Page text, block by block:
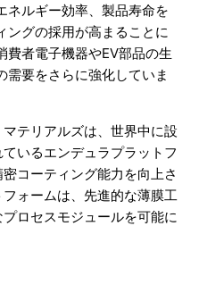
ネルギー効率、製品寿命を
ングの採用が高まることに
費者電子機器やEV部品の生
需要をさらに強化していま
テリアルズは、世界中に設
いるエンデュラプラットフ
コーティング能力を向上さ
ォームは、先進的な薄膜工
ロセスモジュールを可能に